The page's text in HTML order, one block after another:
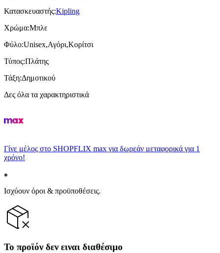
Κατασκευαστής:Kipling
Χρώμα:Μπλε
Φύλο:Unisex,Αγόρι,Κορίτσι
Τύπος:Πλάτης
Τάξη:Δημοτικού
Δες όλα τα χαρακτηριστικά
Γίνε μέλος στο SHOPFLIX max για δωρεάν μεταφορικά για 1
χρόνο!
Ισχύουν όροι & προϋποθέσεις.
Το προϊόν δεν ειναι διαθέσιμο